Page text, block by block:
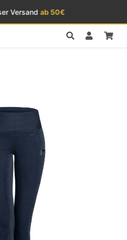
Versandab 50€